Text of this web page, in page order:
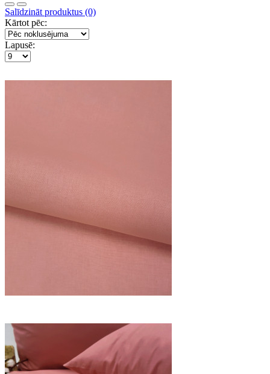
Salīdzināt produktus (0)
Kārtot pēc:
Lapusē: